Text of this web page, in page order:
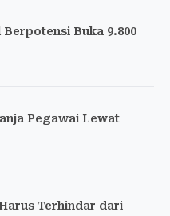
Buka 9.800
Pegawai Lewat
Terhindar dari